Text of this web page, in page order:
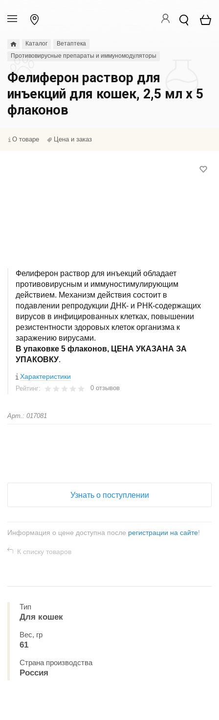
Каталог
Ветаптека
Противовирусные препараты и иммуномодуляторы
Фелиферон раствор для
инъекций для кошек, 2,5 мл х 5
флаконов
О товаре Цена и заказ
Фелиферон раствор для инъекций обладает
противовирусным и иммуностимулирующим
действием. Механизм действия состоит в
подавлении репродукции ДНК- и РНК-содержащих
вирусов в инфицированных клетках, повышении
резистентности здоровых клеток организма к
заражению вирусами.
В упаковке 5 флаконов, ЦЕНА УКАЗАНА ЗА
УПАКОВКУ.
Характеристики
Рейтинг: 0 отзывов
Арт.: 017081
Узнать о поступлении
Информация о цене доступна после регистрации на сайте!
К списку товаров
Тип
Для кошек
Вес, гр
61
Страна производства
Россия